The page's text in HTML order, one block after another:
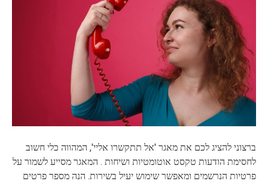
ברצוני להציג לכם את מאגר 'אל תתקשרו אליי', המהווה כלי חשוב
לחסימת הודעות טקסט אוטומטיות ושיחות . המאגר מסייע לשמור על
פרטיות הנרשמים ומאפשר שימוש יעיל בשירות. הנה מספר פרטים